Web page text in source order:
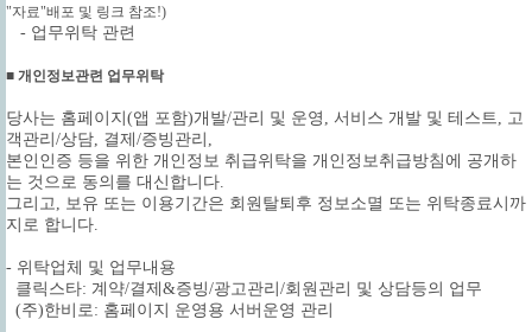
"자료"배포 및 링크 참조!)
- 업무위탁 관련
■ 개인정보관련 업무위탁
당사는 홈페이지(앱 포함)개발/관리 및 운영, 서비스 개발 및 테스트, 고
객관리/상담, 결제/증빙관리,
본인인증 등을 위한 개인정보 취급위탁을 개인정보취급방침에 공개하
는 것으로 동의를 대신합니다.
그리고, 보유 또는 이용기간은 회원탈퇴후 정보소멸 또는 위탁종료시까
지로 합니다.
- 위탁업체 및 업무내용
클릭스타: 계약/결제&증빙/광고관리/회원관리 및 상담등의 업무
(주)한비로: 홈페이지 운영용 서버운영 관리